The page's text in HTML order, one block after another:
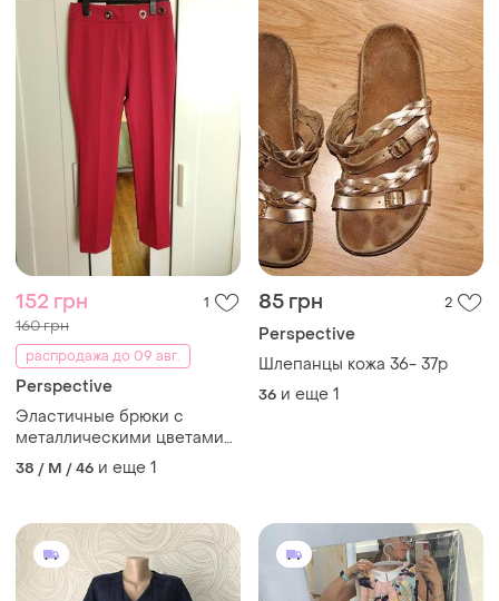
152 грн 1
160 грн
распродажа до 09 авг.
Perspective
Эластичные брюки с
металлическими цветами
на поясе
38 / M / 46 и еще 1
85 грн 2
Perspective
Шлепанцы кожа 36- 37р
36 и еще 1